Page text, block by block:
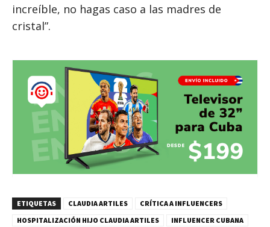
increíble, no hagas caso a las madres de
cristal”.
ETIQUETAS CLAUDIA ARTILES
CRÍTICA A INFLUENCERS
HOSPITALIZACIÓN HIJO CLAUDIA ARTILES
INFLUENCER CUBANA